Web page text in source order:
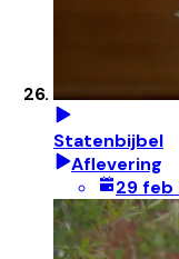
Statenbijbel
Aflevering
29 feb